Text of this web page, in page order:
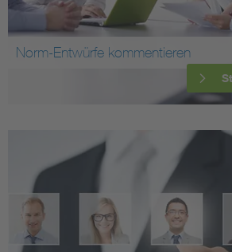
Norm-Entwürfe kommentieren